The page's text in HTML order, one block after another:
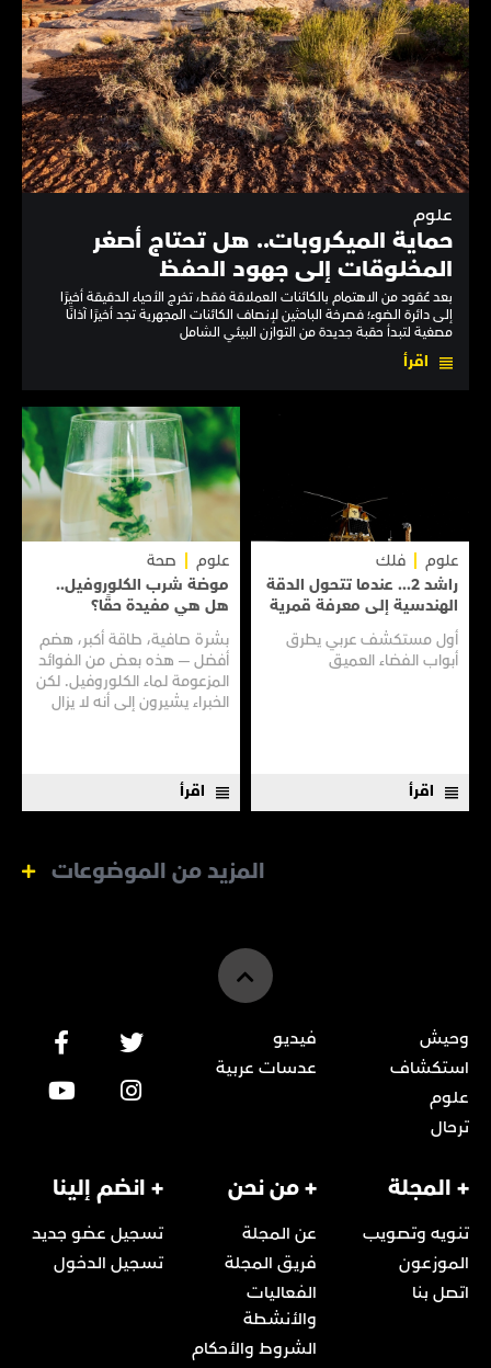
علوم
حماية الميكروبات.. هل تحتاج أصغر
المخلوقات إلى جهود الحفظ
بعد عُقود من الاهتمام بالكائنات العملاقة فقط، تخرج الأحياء الدقيقة أخيرًا
إلى دائرة الضوء؛ فصرخة الباحثين لإنصاف الكائنات المجهرية تجد أخيرًا آذانًا
مصغية لتبدأ حقبة جديدة من التوازن البيئي الشامل
اقرأ
علوم
فلك
راشد 2... عندما تتحول الدقة
الهندسية إلى معرفة قمرية
أول مستكشف عربي يطرق
أبواب الفضاء العميق
اقرأ
علوم
صحة
موضة شرب الكلوروفيل..
هل هي مفيدة حقًا؟
بشرة صافية، طاقة أكبر، هضم
أفضل — هذه بعض من الفوائد
المزعومة لماء الكلوروفيل. لكن
الخبراء يشيرون إلى أنه لا يزال
اقرأ
المزيد من الموضوعات
وحيش
استكشاف
علوم
ترحال
فيديو
عدسات عربية
+ المجلة
تنويه وتصويب
الموزعون
اتصل بنا
+ من نحن
عن المجلة
فريق المجلة
الفعاليات
والأنشطة
الشروط والأحكام
+ انضم إلينا
تسجيل عضو جديد
تسجيل الدخول